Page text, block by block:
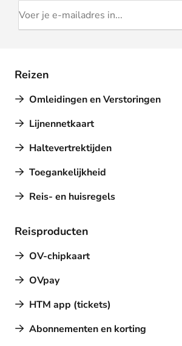
Reizen
Omleidingen en Verstoringen
Lijnennetkaart
Haltevertrektijden
Toegankelijkheid
Reis- en huisregels
Reisproducten
OV-chipkaart
OVpay
HTM app (tickets)
Abonnementen en korting